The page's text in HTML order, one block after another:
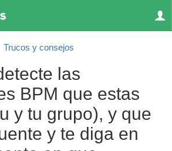
Trucos y consejos
las
BPM que estas
y tu grupo), y que
y te diga en